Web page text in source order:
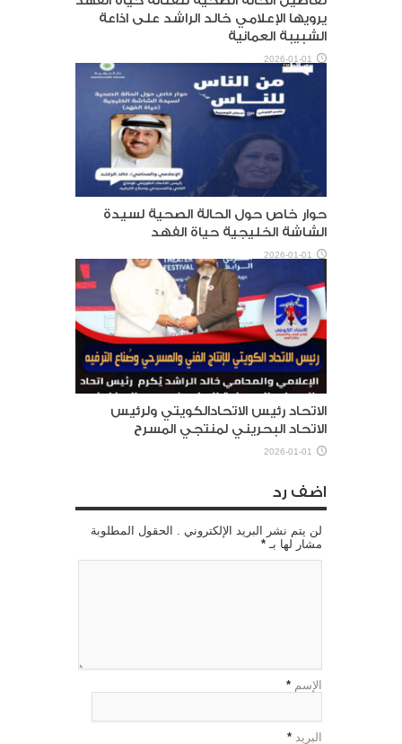
يرويها الإعلامي خالد الراشد على اذاعة
الشبيبة العمانية
2026-01-01
حوار خاص حول الحالة الصحية لسيدة
الشاشة الخليجية حياة الفهد
2026-01-01
الاتحاد رئيس الاتحادالكويتي ولرئيس
الاتحاد البحريني لمنتجي المسرح
2026-01-01
اضف رد
لن يتم نشر البريد الإلكتروني . الحقول المطلوبة
مشار لها بـ *
الإسم *
البريد *